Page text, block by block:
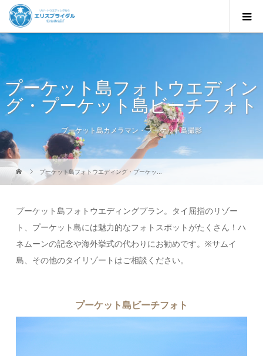
プーケット島フォトウエディン
グ・プーケット島ビーチフォト
プーケット島カメラマン・プーケット島撮影
プーケット島フォトウエディング・プーケッ...
プーケット島フォトウエディングプラン。タイ屈指のリゾー
ト、プーケット島には魅力的なフォトスポットがたくさん！ハ
ネムーンの記念や海外挙式の代わりにお勧めです。※サムイ
島、その他のタイリゾートはご相談ください。
プーケット島ビーチフォト